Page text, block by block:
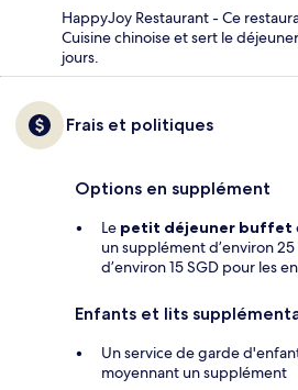
HappyJoy Restaurant - Ce
Cuisine chinoise et sert le
jours.
Frais et politiques
Options en supplément
Le petit déjeuner buffet
un supplément d’environ
d’environ 15 SGD pour les
Enfants et lits
Un service de garde
moyennant un supplément